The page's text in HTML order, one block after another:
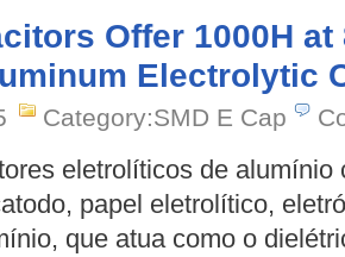
Offer 1000H at
Electrolytic
Category:SMD E Cap
eletrolíticos de alumínio
papel eletrolítico,
que atua como o